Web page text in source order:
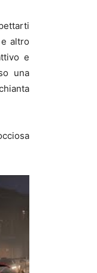
altro
e
una